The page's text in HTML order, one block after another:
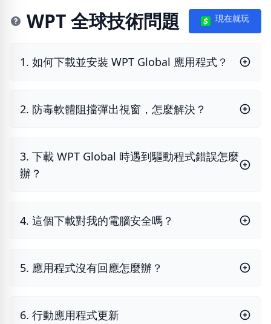
WPT 全球技術問題 現在就玩
1. 如何下載並安裝 WPT Global 應用程式？
2. 防毒軟體阻擋彈出視窗，怎麼解決？
3. 下載 WPT Global 時遇到驅動程式錯誤怎麼
辦？
4. 這個下載對我的電腦安全嗎？
5. 應用程式沒有回應怎麼辦？
6. 行動應用程式更新